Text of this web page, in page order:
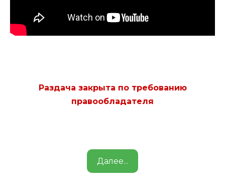
Раздача закрыта по требованию
правообладателя
Далее...